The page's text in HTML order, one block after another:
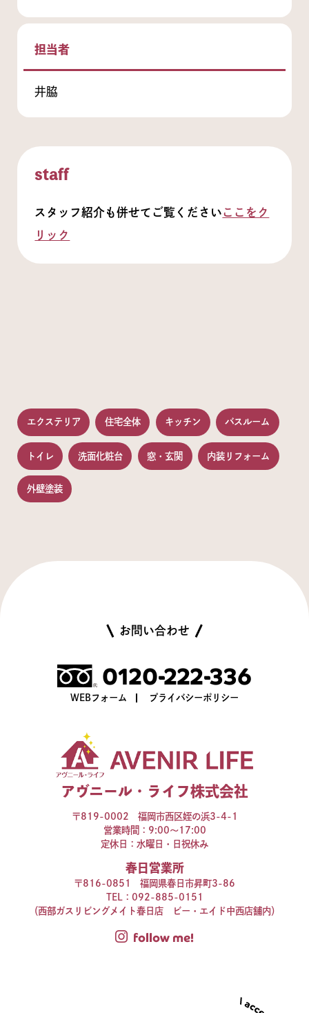
担当者
井脇
staff
スタッフ紹介も併せてご覧くださいここをク
リック
エクステリア 住宅全体 キッチン バスルーム
トイレ 洗面化粧台 窓・玄関 内装リフォーム
外壁塗装
お問い合わせ
0120-222-336
WEBフォーム プライバシーポリシー
アヴニール・ライフ株式会社
〒819-0002 福岡市西区姪の浜3-4-1
営業時間：9:00～17:00
定休日：水曜日・日祝休み
春日営業所
〒816-0851 福岡県春日市昇町3-86
TEL： 092-885-0151
（西部ガスリビングメイト春日店 ビー・エイド中西店舗内）
follow me!